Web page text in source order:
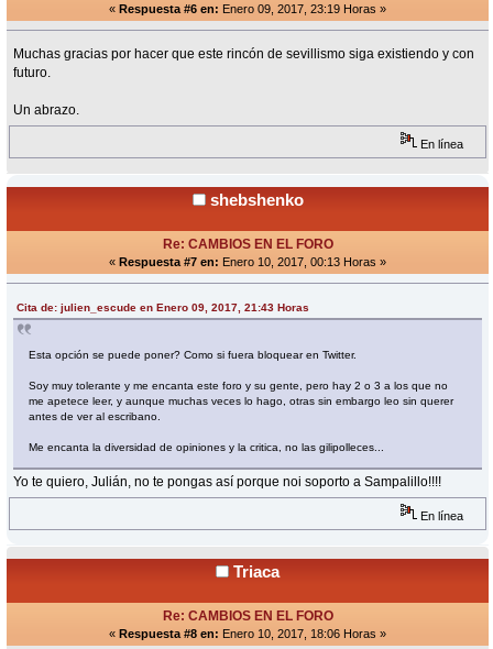
« Respuesta #6 en: Enero 09, 2017, 23:19 Horas »
Muchas gracias por hacer que este rincón de sevillismo siga existiendo y con
futuro.
Un abrazo.
En línea
shebshenko
Re: CAMBIOS EN EL FORO
« Respuesta #7 en: Enero 10, 2017, 00:13 Horas »
Cita de: julien_escude en Enero 09, 2017, 21:43 Horas
Esta opción se puede poner? Como si fuera bloquear en Twitter.
Soy muy tolerante y me encanta este foro y su gente, pero hay 2 o 3 a los que no
me apetece leer, y aunque muchas veces lo hago, otras sin embargo leo sin querer
antes de ver al escribano.
Me encanta la diversidad de opiniones y la critica, no las gilipolleces...
Yo te quiero, Julián, no te pongas así porque noi soporto a Sampalillo!!!!
En línea
Triaca
Re: CAMBIOS EN EL FORO
« Respuesta #8 en: Enero 10, 2017, 18:06 Horas »